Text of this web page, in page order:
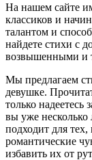
На нашем сайте
классиков и
талантом и
найдете стихи с
возвышенными и
Мы предлагаем
девушке.
только надеетесь
вы уже
подходит для
романтические
избавить их от